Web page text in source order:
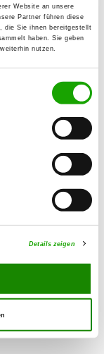
Website an unsere
Partner führen diese
die Sie ihnen bereitgestellt
haben. Sie geben
nutzen.
Details zeigen